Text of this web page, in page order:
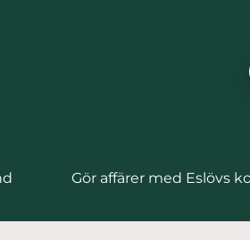
Gör affärer med Eslövs